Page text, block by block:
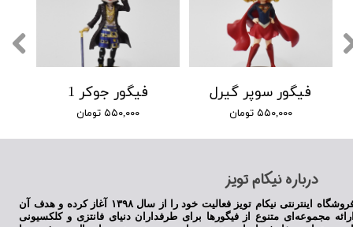
فیگور جوکر 1
۵۵۰,۰۰۰ تومان
فیگور سوپر گیرل
۵۵۰,۰۰۰ تومان
​درباره نیکام تویز
فروشگاه اینترنتی نیکام تویز فعالیت خود را از سال ۱۳۹۸ آغاز کرده و هدف آن
مجموعه‌ای متنوع از فیگورها برای طرفداران دنیای فانتزی و کلکسیونی